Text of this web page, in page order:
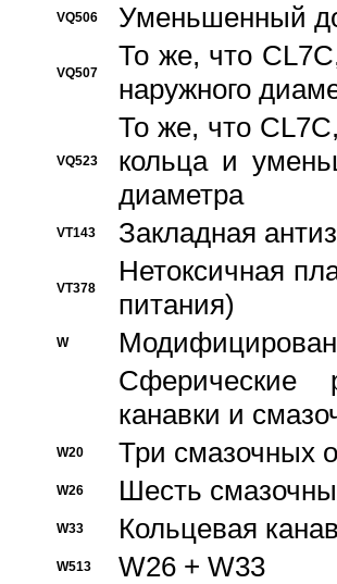
VQ506 Уменьшенный
VQ507
То же, что
наружного
VQ523
То же, что
кольца и
диаметра
VT143 Закладная
VT378
Нетоксичная
питания)
W
Сферические
канавки и
W20 Три смазочных
W26 Шесть
W33 Кольцевая
W513 W26 + W33